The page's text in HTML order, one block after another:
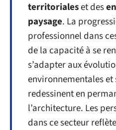
territorialeset des
paysage. La
professionnel dans
de la capacité à se
s’adapter aux
environnementales et
redessinent en
l’architecture. Les
dans ce secteur